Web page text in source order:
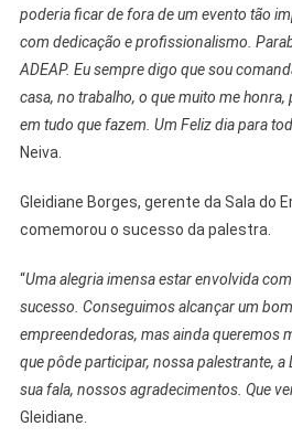
poderia ficar de fora de um evento tão
com dedicação e profissionalismo.
ADEAP. Eu sempre digo que sou
casa, no trabalho, o que muito me
em tudo que fazem. Um Feliz dia para
Neiva.
Gleidiane Borges, gerente da Sala do
comemorou o sucesso da palestra.
“Uma alegria imensa estar envolvida
sucesso. Conseguimos alcançar um
empreendedoras, mas ainda queremos
que pôde participar, nossa palestrante, a
sua fala, nossos agradecimentos. Que
Gleidiane.